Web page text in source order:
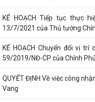
KẾ HOẠCH Tiếp tục thực
13/7/2021 của Thủ tướng
KẾ HOẠCH Chuyển đổi vị
59/2019/NĐ-CP của Chính Phủ
QUYẾT ĐỊNH Về việc công
Vang